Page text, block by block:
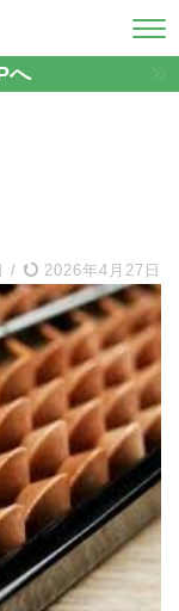
へ
/ 2026年4月27日